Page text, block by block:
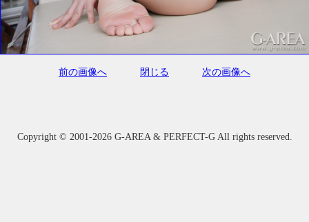
前の画像へ 閉じる 次の画像へ
Copyright © 2001-2026 G-AREA & PERFECT-G All rights reserved.